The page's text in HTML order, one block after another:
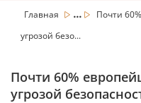
Главная ...
Почти
угрозой безо...
Почти 60%
угрозой